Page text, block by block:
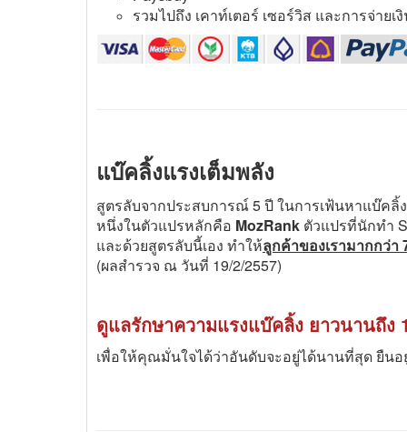
รวมไปถึง เคาท์เตอร์ เซอร์วิส และการจ่าย
แบ๊คลิ้งแรงเต็มพลัง
สูตรลับจากประสบการณ์ 5 ปี ในการเฟ้นหาแบ๊คลิ้
หนึ่งในตัวแปรหลักคือ MozRank ตัวแปรที่นักทำ
และด้วยสูตรลับนี้เอง ทำให้ลูกค้าของเรามากกว่
(ผลสำรวจ ณ วันที่ 19/2/2557)
ดูแลรักษาความแรงแบ๊คลิ้ง ยาวนานถึง
เพื่อให้คุณมั่นใจได้ว่าอันดับจะอยู่ได้นานที่สุด ยืน